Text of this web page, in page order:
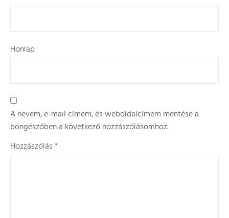
Honlap
A nevem, e-mail címem, és weboldalcímem mentése a
böngészőben a következő hozzászólásomhoz.
Hozzászólás*